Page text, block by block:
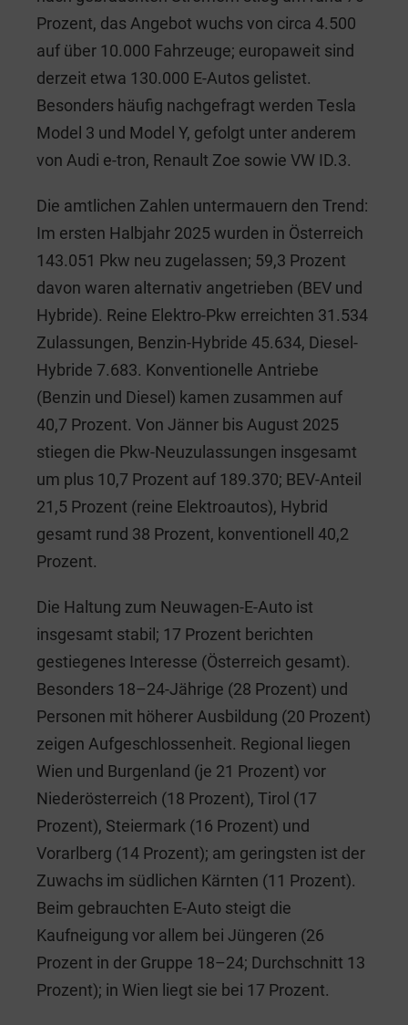
Prozent, das Angebot wuchs von circa 4.500
auf über 10.000 Fahrzeuge; europaweit sind
derzeit etwa 130.000 E-Autos gelistet.
Besonders häufig nachgefragt werden Tesla
Model 3 und Model Y, gefolgt unter anderem
von Audi e-tron, Renault Zoe sowie VW ID.3.
Die amtlichen Zahlen untermauern den Trend:
Im ersten Halbjahr 2025 wurden in Österreich
143.051 Pkw neu zugelassen; 59,3 Prozent
davon waren alternativ angetrieben (BEV und
Hybride). Reine Elektro-Pkw erreichten 31.534
Zulassungen, Benzin-Hybride 45.634, Diesel-
Hybride 7.683. Konventionelle Antriebe
(Benzin und Diesel) kamen zusammen auf
40,7 Prozent. Von Jänner bis August 2025
stiegen die Pkw-Neuzulassungen insgesamt
um plus 10,7 Prozent auf 189.370; BEV-Anteil
21,5 Prozent (reine Elektroautos), Hybrid
gesamt rund 38 Prozent, konventionell 40,2
Prozent.
Die Haltung zum Neuwagen-E-Auto ist
insgesamt stabil; 17 Prozent berichten
gestiegenes Interesse (Österreich gesamt).
Besonders 18–24-Jährige (28 Prozent) und
Personen mit höherer Ausbildung (20 Prozent)
zeigen Aufgeschlossenheit. Regional liegen
Wien und Burgenland (je 21 Prozent) vor
Niederösterreich (18 Prozent), Tirol (17
Prozent), Steiermark (16 Prozent) und
Vorarlberg (14 Prozent); am geringsten ist der
Zuwachs im südlichen Kärnten (11 Prozent).
Beim gebrauchten E-Auto steigt die
Kaufneigung vor allem bei Jüngeren (26
Prozent in der Gruppe 18–24; Durchschnitt 13
Prozent); in Wien liegt sie bei 17 Prozent.